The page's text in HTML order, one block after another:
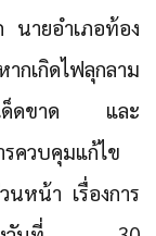
นายอำเภอท้อง
กเกิดไฟลุกลาม
เด็ดขาด และ
ควบคุมแก้ไข
หน้า เรื่องการ